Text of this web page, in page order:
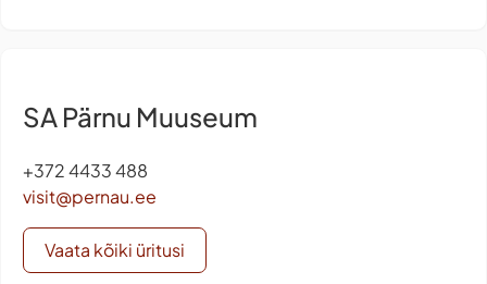
SA Pärnu Muuseum
+372 4433 488
visit@pernau.ee
Vaata kõiki üritusi